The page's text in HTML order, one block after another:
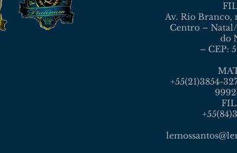
Av. Rio Branco,
Centro –
do
– CEP:
+55(21)3854-